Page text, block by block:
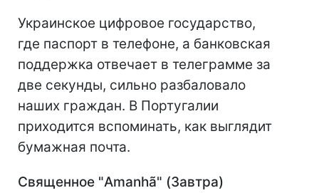
Украинское цифровое государство,
где паспорт в телефоне, а банковская
поддержка отвечает в телеграмме за
две секунды, сильно разбаловало
наших граждан. В Португалии
приходится вспоминать, как выглядит
бумажная почта.
Священное "Amanhã" (Завтра)